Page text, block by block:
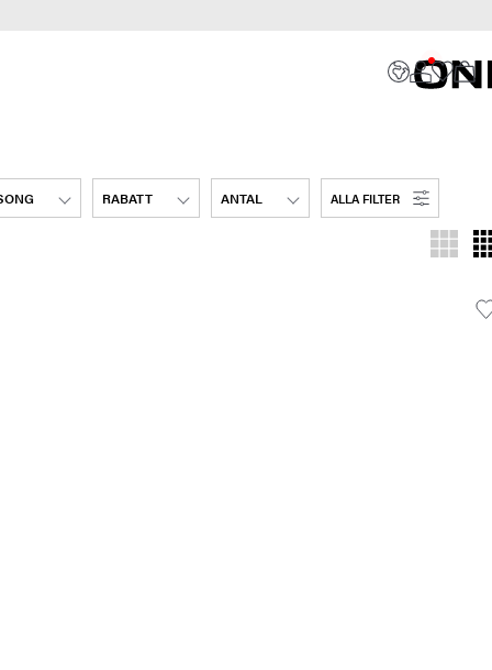
RABATT ANTAL ALLA FILTER